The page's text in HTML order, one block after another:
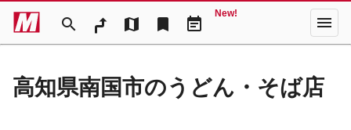
search map bookmark event_note
New! menu
高知県南国市のうどん・そば店